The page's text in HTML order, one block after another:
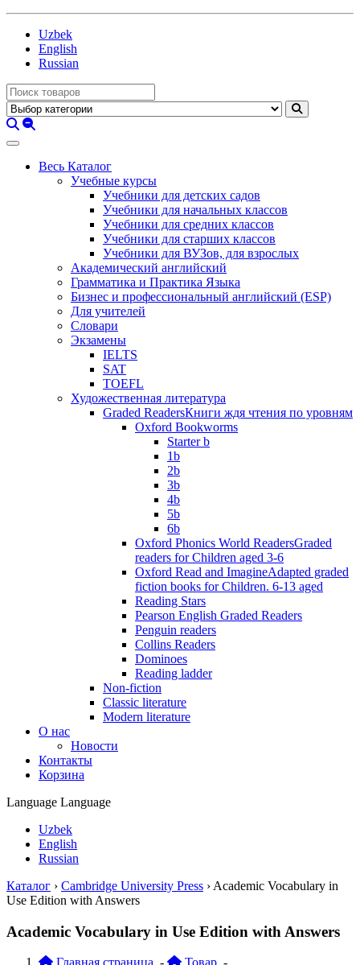
Uzbek
English
Russian
Весь Каталог
Учебные курсы
Учебники для детских садов
Учебники для начальных классов
Учебники для средних классов
Учебники для старших классов
Учебники для ВУЗов, для взрослых
Академический английский
Грамматика и Практика Языка
Бизнес и профессиональный английский (ESP)
Для учителей
Словари
Экзамены
IELTS
SAT
TOEFL
Художественная литература
Graded ReadersКниги ждя чтения по уровням
Oxford Bookworms
Starter b
1b
2b
3b
4b
5b
6b
Oxford Phonics World ReadersGraded
readers for Children aged 3-6
Oxford Read and ImagineAdapted graded
fiction books for Children. 6-13 aged
Reading Stars
Pearson English Graded Readers
Penguin readers
Collins Readers
Dominoes
Reading ladder
Non-fiction
Classic literature
Modern literature
О нас
Новости
Контакты
Корзина
Language Language
Uzbek
English
Russian
Каталог › Cambridge University Press › Academic Vocabulary in
Use Edition with Answers
Academic Vocabulary in Use Edition with Answers